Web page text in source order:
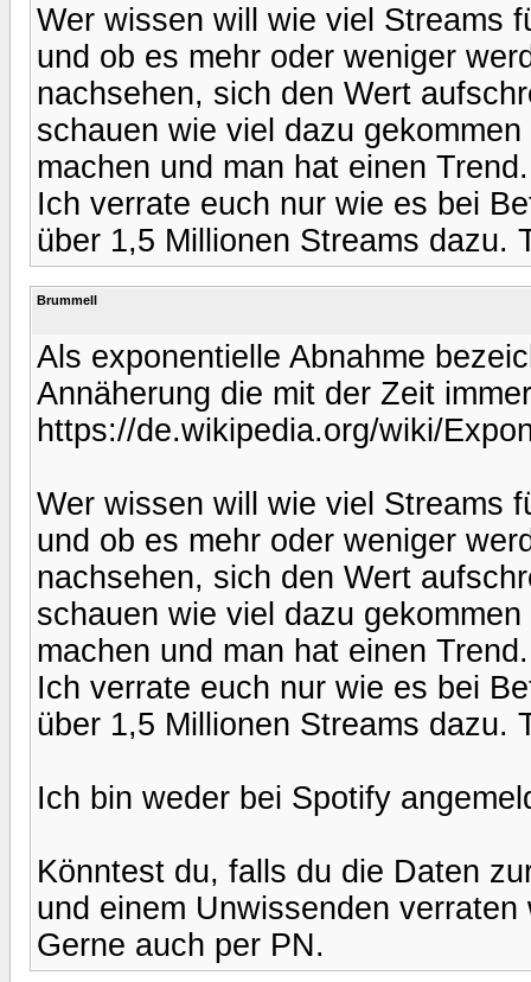
Wer wissen will wie viel Streams
und ob es mehr oder weniger
nachsehen, sich den Wert
schauen wie viel dazu
machen und man hat einen
Ich verrate euch nur wie es bei
über 1,5 Millionen Streams dazu.
Brummell
Als exponentielle Abnahme
Annäherung die mit der Zeit
https://de.wikipedia.org/wiki/
Wer wissen will wie viel Streams
und ob es mehr oder weniger
nachsehen, sich den Wert
schauen wie viel dazu
machen und man hat einen
Ich verrate euch nur wie es bei
über 1,5 Millionen Streams dazu.
Ich bin weder bei Spotify
Könntest du, falls du die Daten
und einem Unwissenden
Gerne auch per PN.